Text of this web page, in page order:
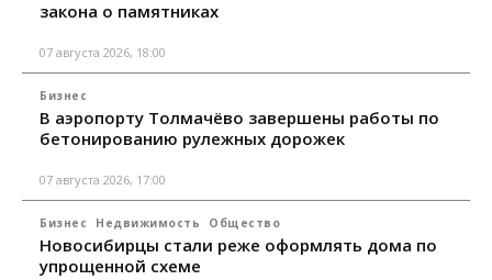
закона о памятниках
07 августа 2026, 18:00
Бизнес
В аэропорту Толмачёво завершены работы по
бетонированию рулежных дорожек
07 августа 2026, 17:00
Бизнес Недвижимость Общество
Новосибирцы стали реже оформлять дома по
упрощенной схеме